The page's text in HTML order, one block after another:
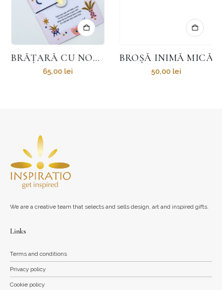
BRĂȚARĂ CU NOD CULISANT ȘI ȘNUR TEXTIL
65,00 lei
BROȘĂ INIMĂ MICĂ
50,00 lei
We are a creative team that selects and sells design, art and inspired gifts.
Links
Terms and conditions
Privacy policy
Cookie policy